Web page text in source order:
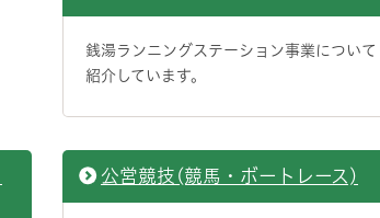
銭湯ランニングステーション事業について
紹介しています。
公営競技(競馬・ボートレース)